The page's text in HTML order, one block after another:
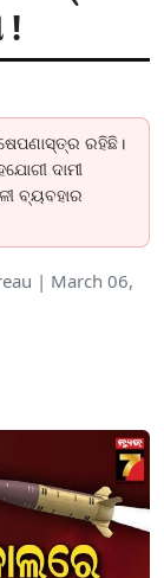
!
ରହିଛି।
ଦାମୀ
ବ୍ୟବହାର
| March 06,